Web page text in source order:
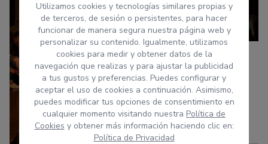
Utilizamos cookies y tecnologías similares propias y
de terceros, de sesión o persistentes, para hacer
funcionar de manera segura nuestra página web y
personalizar su contenido. Igualmente, utilizamos
cookies para medir y obtener datos de la
navegación que realizas y para ajustar la publicidad
a tus gustos y preferencias. Puedes configurar y
aceptar el uso de cookies a continuación. Asimismo,
puedes modificar tus opciones de consentimiento en
cualquier momento visitando nuestra Política de
Cookies y obtener más información haciendo clic en:
Política de Privacidad